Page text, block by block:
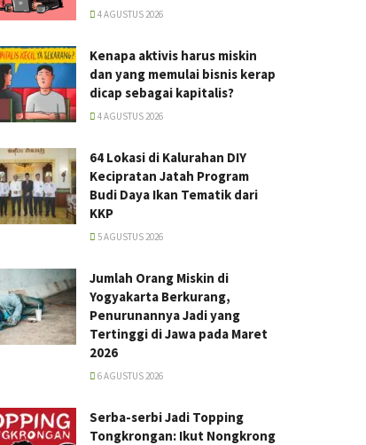
4 AGUSTUS 2026
Kenapa aktivis harus miskin
dan yang memulai bisnis kerap
dicap sebagai kapitalis?
4 AGUSTUS 2026
64 Lokasi di Kalurahan DIY
Kecipratan Jatah Program
Budi Daya Ikan Tematik dari
KKP
5 AGUSTUS 2026
Jumlah Orang Miskin di
Yogyakarta Berkurang,
Penurunannya Jadi yang
Tertinggi di Jawa pada Maret
2026
6 AGUSTUS 2026
Serba-serbi Jadi Topping
Tongkrongan: Ikut Nongkrong